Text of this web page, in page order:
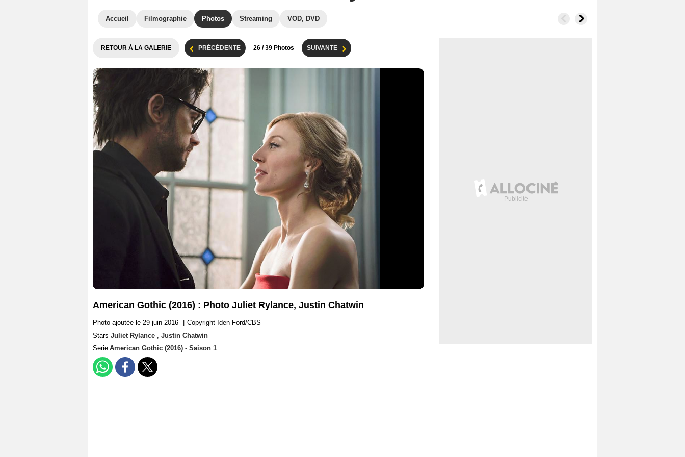
Accueil Filmographie Photos Streaming VOD, DVD
RETOUR À LA GALERIE PRÉCÉDENTE 26 / 39 Photos SUIVANTE
American Gothic (2016) : Photo Juliet Rylance, Justin Chatwin
Photo ajoutée le 29 juin 2016
Copyright Iden Ford/CBS
Stars Juliet Rylance , Justin Chatwin
Serie American Gothic (2016) - Saison 1